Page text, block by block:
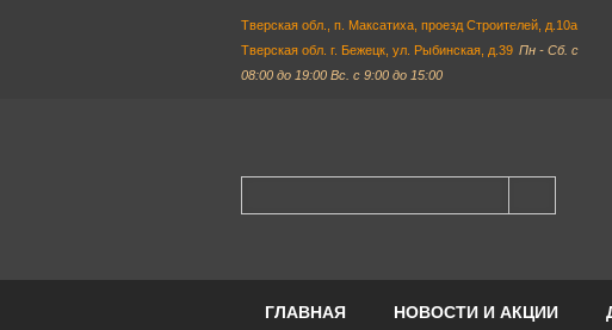
Тверская обл., п. Максатиха, проезд Строителей, д.10а
Тверская обл. г. Бежецк, ул. Рыбинская, д.39 Пн - Сб. с
08:00 до 19:00 Вс. с 9:00 до 15:00
ГЛАВНАЯ НОВОСТИ И АКЦИИ